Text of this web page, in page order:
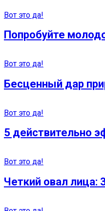
Вот это да!
Попробуйте
Вот это да!
Бесценный дар
Вот это да!
5 действительно
Вот это да!
Четкий овал лица: